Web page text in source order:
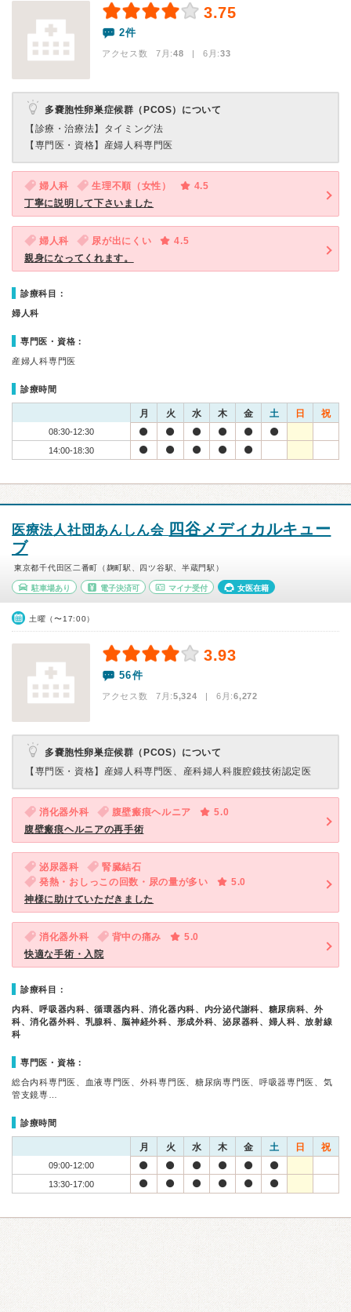
3.75
2件
アクセス数 7月:48 | 6月:33
多嚢胞性卵巣症候群（PCOS）について
【診療・治療法】 タイミング法
【専門医・資格】 産婦人科専門医
婦人科 生理不順（女性）
4.5
丁寧に説明して下さいました
婦人科 尿が出にくい
4.5
親身になってくれます。
診療科目：
婦人科
専門医・資格：
産婦人科専門医
診療時間
月 火 水 木 金 土 日 祝
08:30-12:30
14:00-18:30
医療法人社団あんしん会 四谷メディカルキュー
ブ
東京都千代田区二番町（麹町駅、四ツ谷駅、半蔵門駅）
駐車場あり 電子決済可 マイナ受付 女医在籍
土曜（〜17:00）
3.93
56件
アクセス数 7月:5,324 | 6月:6,272
多嚢胞性卵巣症候群（PCOS）について
【専門医・資格】 産婦人科専門医、産科婦人科腹腔鏡技術認定医
消化器外科 腹壁瘢痕ヘルニア
5.0
腹壁瘢痕ヘルニアの再手術
泌尿器科
腎臓結石
発熱・おしっこの回数・尿の量が多い
5.0
神様に助けていただきました
消化器外科 背中の痛み
5.0
快適な手術・入院
診療科目：
内科、呼吸器内科、循環器内科、消化器内科、内分泌代謝科、糖尿病科、外
科、消化器外科、乳腺科、脳神経外科、形成外科、泌尿器科、婦人科、放射線
科
専門医・資格：
総合内科専門医、血液専門医、外科専門医、糖尿病専門医、呼吸器専門医、気
管支鏡専…
診療時間
月 火 水 木 金 土 日 祝
09:00-12:00
13:30-17:00